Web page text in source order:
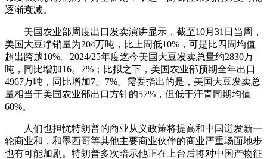
逐渐衰减。
美国农业部周度出口发卖演讲显示，截至10月31日当周，
美国大豆净销量为204万吨，比上周低10%，可是比四周均值
超出跨越10%。2024/25年度迄今美国大豆发卖总量约2830万
吨，同比增加16。7%；比拟之下，美国农业部预期全年出口
4967万吨，同比增加7。7%。需要指出的是，美国大豆发卖总
量相当于美国农业部出口方针的57%，但低于汗青同期均值
60%。
人们也担忧特朗普的商业从义政策将提高和中国迸发新一
轮商业和，和墨西哥等其他主要商业伙伴的商业严重场面地步
也有可能加剧。特朗普多次暗示他正在上台后将对中国产物征